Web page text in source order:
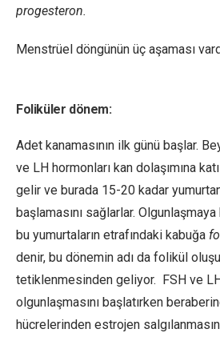
progesteron.
Menstrüel döngünün üç aşaması
Foliküler dönem:
Adet kanamasının ilk günü başlar.
ve LH hormonları kan dolaşımına
gelir ve burada 15-20 kadar
başlamasını sağlarlar.
bu yumurtaların etrafındaki kabuğa
denir, bu dönemin adı da folikül
tetiklenmesinden geliyor. FSH ve
olgunlaşmasını başlatırken
hücrelerinden estrojen